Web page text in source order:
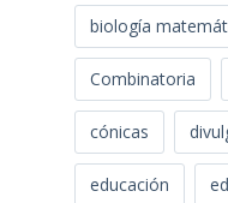
biología
Combinatoria
cónicas
educación